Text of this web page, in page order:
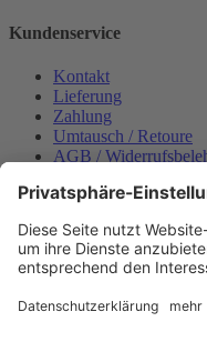
Kundenservice
Kontakt
Lieferung
Zahlung
Umtausch / Retoure
AGB /
Datenschutzerklärung
Bestellung widerrufen
Mein konto